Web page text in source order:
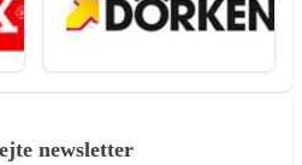
newsletter